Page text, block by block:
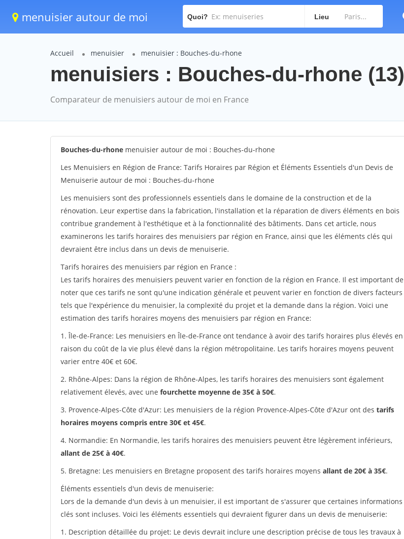
menuisier autour de moi Quoi? Lieu
Accueil menuisier menuisier : Bouches-du-rhone
menuisiers : Bouches-du-rhone (13)
Comparateur de menuisiers autour de moi en France
Bouches-du-rhone menuisier autour de moi : Bouches-du-rhone
Les Menuisiers en Région de France: Tarifs Horaires par Région et Éléments Essentiels d'un Devis de
Menuiserie autour de moi : Bouches-du-rhone
Les menuisiers sont des professionnels essentiels dans le domaine de la construction et de la
rénovation. Leur expertise dans la fabrication, l'installation et la réparation de divers éléments en bois
contribue grandement à l'esthétique et à la fonctionnalité des bâtiments. Dans cet article, nous
examinerons les tarifs horaires des menuisiers par région en France, ainsi que les éléments clés qui
devraient être inclus dans un devis de menuiserie.
Tarifs horaires des menuisiers par région en France :
Les tarifs horaires des menuisiers peuvent varier en fonction de la région en France. Il est important de
noter que ces tarifs ne sont qu'une indication générale et peuvent varier en fonction de divers facteurs
tels que l'expérience du menuisier, la complexité du projet et la demande dans la région. Voici une
estimation des tarifs horaires moyens des menuisiers par région en France:
1. Île-de-France: Les menuisiers en Île-de-France ont tendance à avoir des tarifs horaires plus élevés en
raison du coût de la vie plus élevé dans la région métropolitaine. Les tarifs horaires moyens peuvent
varier entre 40€ et 60€.
2. Rhône-Alpes: Dans la région de Rhône-Alpes, les tarifs horaires des menuisiers sont également
relativement élevés, avec une fourchette moyenne de 35€ à 50€.
3. Provence-Alpes-Côte d'Azur: Les menuisiers de la région Provence-Alpes-Côte d'Azur ont des tarifs
horaires moyens compris entre 30€ et 45€.
4. Normandie: En Normandie, les tarifs horaires des menuisiers peuvent être légèrement inférieurs,
allant de 25€ à 40€.
5. Bretagne: Les menuisiers en Bretagne proposent des tarifs horaires moyens allant de 20€ à 35€.
Éléments essentiels d'un devis de menuiserie:
Lors de la demande d'un devis à un menuisier, il est important de s'assurer que certaines informations
clés sont incluses. Voici les éléments essentiels qui devraient figurer dans un devis de menuiserie:
1. Description détaillée du projet: Le devis devrait inclure une description précise de tous les travaux à